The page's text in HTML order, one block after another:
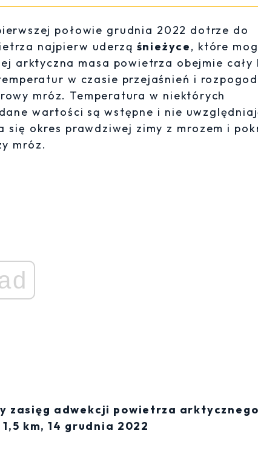
połowie grudnia 2022 dotrze do
najpierw uderzą śnieżyce, które
arktyczna masa powietrza obejmie cały
w czasie przejaśnień i
mróz. Temperatura w niektórych
wartości są wstępne i nie
okres prawdziwej zimy z mrozem i
mróz.
zasięg adwekcji powietrza
km, 14 grudnia 2022